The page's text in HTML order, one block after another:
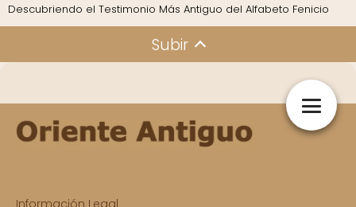
Descubriendo el Testimonio Más Antiguo del Alfabeto Fenicio
Subir
Información Legal